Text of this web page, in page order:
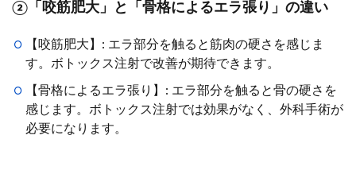
②「咬筋肥大」と「骨格によるエラ張り」の違い
【咬筋肥大】: エラ部分を触ると筋肉の硬さを感じま
す。ボトックス注射で改善が期待できます。
【骨格によるエラ張り】: エラ部分を触ると骨の硬さを
感じます。ボトックス注射では効果がなく、外科手術が
必要になります。